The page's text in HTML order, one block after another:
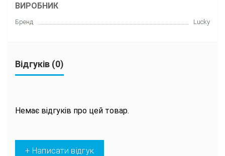
ВИРОБНИК
Бренд Lucky
Відгуків (0)
Немає відгуків про цей товар.
+ Написати відгук